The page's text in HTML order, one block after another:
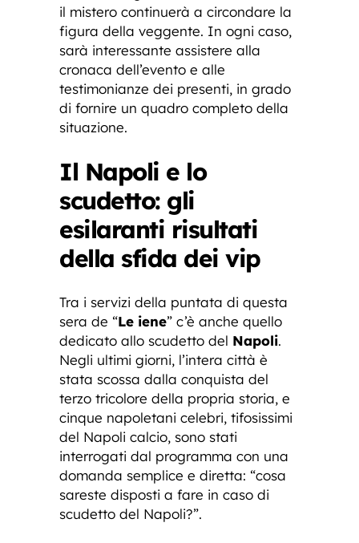
il mistero continuerà a circondare la
figura della veggente. In ogni caso,
sarà interessante assistere alla
cronaca dell’evento e alle
testimonianze dei presenti, in grado
di fornire un quadro completo della
situazione.
Il Napoli e lo
scudetto: gli
esilaranti risultati
della sfida dei vip
Tra i servizi della puntata di questa
sera de “Le iene” c’è anche quello
dedicato allo scudetto del Napoli.
Negli ultimi giorni, l’intera città è
stata scossa dalla conquista del
terzo tricolore della propria storia, e
cinque napoletani celebri, tifosissimi
del Napoli calcio, sono stati
interrogati dal programma con una
domanda semplice e diretta: “cosa
sareste disposti a fare in caso di
scudetto del Napoli?”.